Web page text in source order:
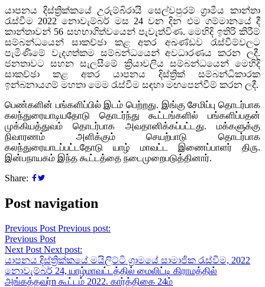
යාපනය දිස්ත්‍රික්කයේ උරුම්බිරායි සෙල්වපුරම් ග්‍රාමීය කාන්තා
රැස්වීම 2022 නොවැම්බර් මස 24 වන දින එම ගම්මානයේ දී
කාන්තාවන් 56 සහභාගිත්වයෙන් පැවැත්විණ. මෙහිදි ඉතිරි කිරීම්
සම්බන්ධයෙන් සාකච්ඡා කළ අතර අඛණ්ඩව රැස්වීම්වලට
පැමිණිමේ වැදගත්කම සම්බන්ධයෙන් අවධාරණය කරන ලදී.
ජනතාවට සහන සැලසීමේ ක්‍රියාවලිය සම්බන්ධයෙන් මෙහිදි
සාකච්ඡා කළ අතර යාපනය දිස්ත්‍රික් සම්බන්ධිකාරක
ඉන්බනායගම් මහතා මෙම රැස්වීම සඳහා මඟපෙන්වීම් කරන ලදී.
பெண்களின் பங்களிப்பில் இடம் பெற்றது. இங்கு சேமிப்பு தொடர்பாக
கலந்துரையாடியதோடு தொடர்ந்து கூட்டங்களில் பங்களிப்பதன்
முக்கியத்துவம் தொடர்பாக அவதானிக்கப்பட்டது. மக்களுக்கு
நிவாரணம் அளிக்கும் செயற்பாடு தொடர்பாக
கலந்துரையாடப்பட்டதோடு யாழ் மாவட்ட இணைப்பாளர் திரு.
இன்பநாயகம் இந்த கூட்டத்தை நடைமுறைபடுத்தினார்.
Share:
Post navigation
Previous Post Previous post:
Previous Post
Next Post Next post:
යාපනය දිස්ත්‍රික්කයේ මයිලිට්ටි ග්‍රාමයේ සාමාජික රැස්වීම, 2022
නොවැම්බර් 24, யாழ்மாவட்டத்தில் மைலிட்டி கிராமத்தில்
அங்கத்தவர்n கூட்டம் 2022. கார்த்திகை 24ம்